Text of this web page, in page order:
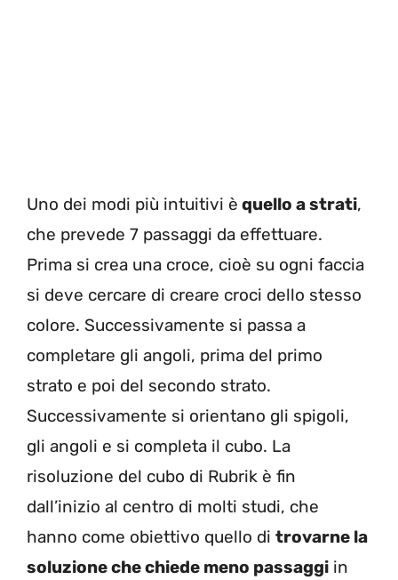
Uno dei modi più intuitivi è quello a strati,
che prevede 7 passaggi da effettuare.
Prima si crea una croce, cioè su ogni faccia
si deve cercare di creare croci dello stesso
colore. Successivamente si passa a
completare gli angoli, prima del primo
strato e poi del secondo strato.
Successivamente si orientano gli spigoli,
gli angoli e si completa il cubo. La
risoluzione del cubo di Rubrik è fin
dall’inizio al centro di molti studi, che
hanno come obiettivo quello di trovarne la
soluzione che chiede meno passaggi in